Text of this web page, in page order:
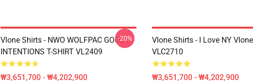
Vlone Shirts - NWO WOLFPAC GOOD
INTENTIONS T-SHIRT VL2409
₩3,651,700 - ₩4,202,900
-20%
Vlone Shirts - I Love NY
VLC2710
₩3,651,700 - ₩4,202,900